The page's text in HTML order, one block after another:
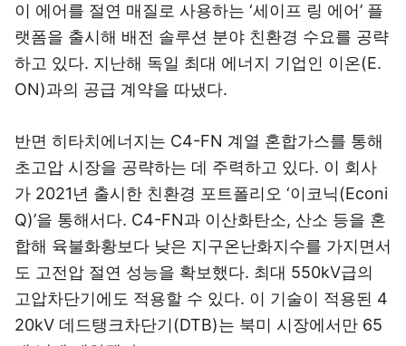
이 에어를 절연 매질로 사용하는 ‘세이프 링 에어’ 플
랫폼을 출시해 배전 솔루션 분야 친환경 수요를 공략
하고 있다. 지난해 독일 최대 에너지 기업인 이온(E.
ON)과의 공급 계약을 따냈다.
반면 히타치에너지는 C4-FN 계열 혼합가스를 통해
초고압 시장을 공략하는 데 주력하고 있다. 이 회사
가 2021년 출시한 친환경 포트폴리오 ‘이코닉(Econi
Q)’을 통해서다. C4-FN과 이산화탄소, 산소 등을 혼
합해 육불화황보다 낮은 지구온난화지수를 가지면서
도 고전압 절연 성능을 확보했다. 최대 550kV급의
고압차단기에도 적용할 수 있다. 이 기술이 적용된 4
20kV 데드탱크차단기(DTB)는 북미 시장에서만 65